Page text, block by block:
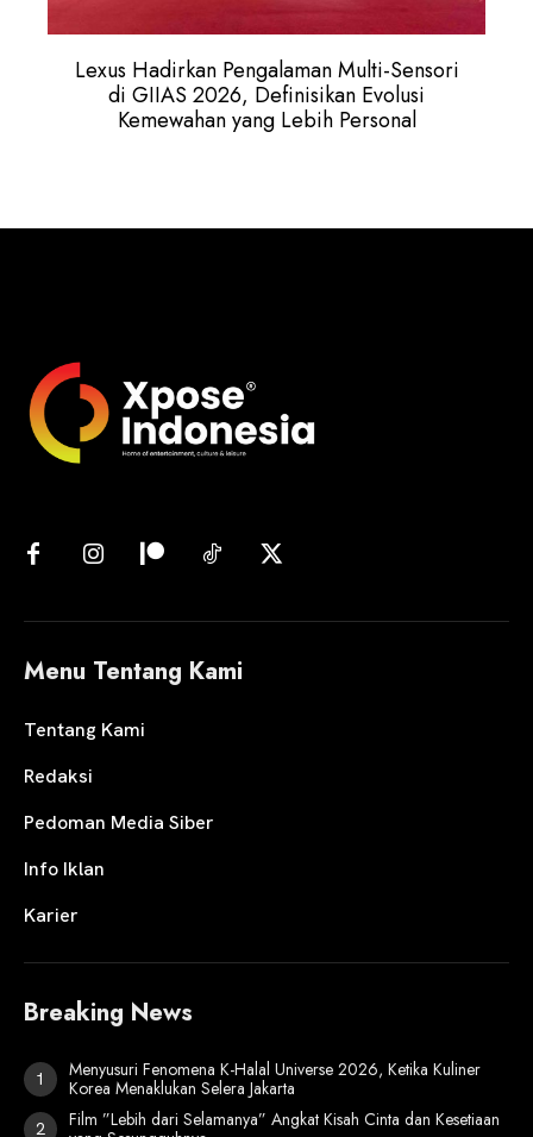
Lexus Hadirkan Pengalaman Multi-Sensori
di GIIAS 2026, Definisikan Evolusi
Kemewahan yang Lebih Personal
Menu Tentang Kami
Tentang Kami
Redaksi
Pedoman Media Siber
Info Iklan
Karier
Breaking News
Menyusuri Fenomena K-Halal Universe 2026, Ketika Kuliner
Korea Menaklukan Selera Jakarta
Film ”Lebih dari Selamanya” Angkat Kisah Cinta dan Kesetiaan